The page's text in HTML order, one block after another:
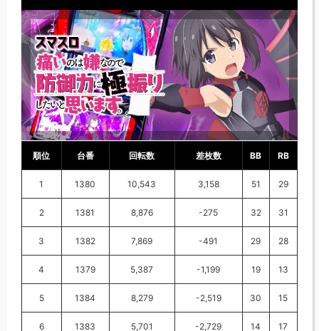
順位 台番 回転数 差枚数 BB RB
1 1380 10,543 3,158 51 29
2 1381 8,876 -275 32 31
3 1382 7,869 -491 29 28
4 1379 5,387 -1,199 19 13
5 1384 8,279 -2,519 30 15
6 1383 5,701 -2,729 14 17